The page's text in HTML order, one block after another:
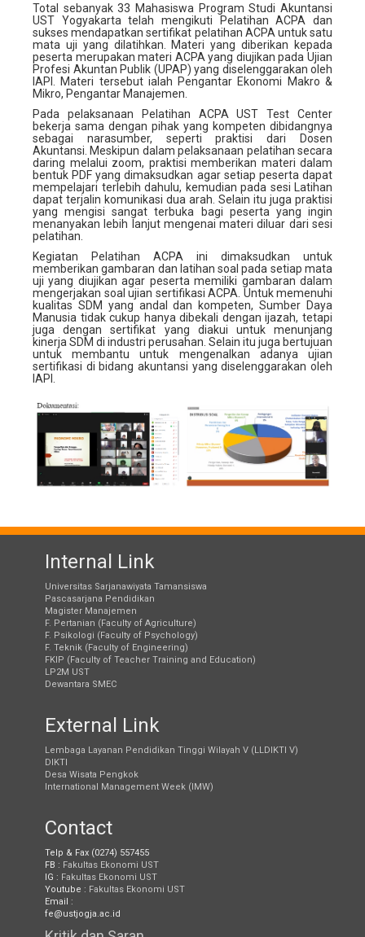
Total sebanyak 33 Mahasiswa Program Studi Akuntansi
UST Yogyakarta telah mengikuti Pelatihan ACPA dan
sukses mendapatkan sertifikat pelatihan ACPA untuk satu
mata uji yang dilatihkan. Materi yang diberikan kepada
peserta merupakan materi ACPA yang diujikan pada Ujian
Profesi Akuntan Publik (UPAP) yang diselenggarakan oleh
IAPI. Materi tersebut ialah Pengantar Ekonomi Makro &
Mikro, Pengantar Manajemen.
Pada pelaksanaan Pelatihan ACPA UST Test Center
bekerja sama dengan pihak yang kompeten dibidangnya
sebagai narasumber, seperti praktisi dari Dosen
Akuntansi. Meskipun dalam pelaksanaan pelatihan secara
daring melalui zoom, praktisi memberikan materi dalam
bentuk PDF yang dimaksudkan agar setiap peserta dapat
mempelajari terlebih dahulu, kemudian pada sesi Latihan
dapat terjalin komunikasi dua arah. Selain itu juga praktisi
yang mengisi sangat terbuka bagi peserta yang ingin
menanyakan lebih lanjut mengenai materi diluar dari sesi
pelatihan.
Kegiatan Pelatihan ACPA ini dimaksudkan untuk
memberikan gambaran dan latihan soal pada setiap mata
uji yang diujikan agar peserta memiliki gambaran dalam
mengerjakan soal ujian sertifikasi ACPA. Untuk memenuhi
kualitas SDM yang andal dan kompeten, Sumber Daya
Manusia tidak cukup hanya dibekali dengan ijazah, tetapi
juga dengan sertifikat yang diakui untuk menunjang
kinerja SDM di industri perusahan. Selain itu juga bertujuan
untuk membantu untuk mengenalkan adanya ujian
sertifikasi di bidang akuntansi yang diselenggarakan oleh
IAPI.
Internal Link
Universitas Sarjanawiyata Tamansiswa
Pascasarjana Pendidikan
Magister Manajemen
F. Pertanian (Faculty of Agriculture)
F. Psikologi (Faculty of Psychology)
F. Teknik (Faculty of Engineering)
FKIP (Faculty of Teacher Training and Education)
LP2M UST
Dewantara SMEC
External Link
Lembaga Layanan Pendidikan Tinggi Wilayah V (LLDIKTI V)
DIKTI
Desa Wisata Pengkok
International Management Week (IMW)
Contact
Telp & Fax (0274) 557455
FB : Fakultas Ekonomi UST
IG : Fakultas Ekonomi UST
Youtube : Fakultas Ekonomi UST
Email :
fe@ustjogja.ac.id